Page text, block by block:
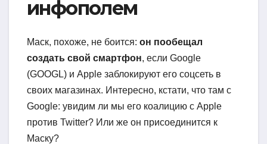
инфополем
Маск, похоже, не боится: он пообещал
создать свой смартфон, если Google
(GOOGL) и Apple заблокируют его соцсеть в
своих магазинах. Интересно, кстати, что там с
Google: увидим ли мы его коалицию с Apple
против Twitter? Или же он присоединится к
Маску?